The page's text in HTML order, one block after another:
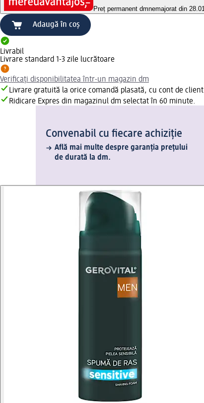
Preț permanent dmnemajorat din
Adaugă în coș
Livrabil
Livrare standard 1-3 zile lucrătoare
Verificați disponibilitatea într-un magazin dm
Livrare gratuită la orice comandă plasată, cu cont de client
Ridicare Expres din magazinul dm selectat în 60 minute.
Convenabil cu fiecare achiziție
Află mai multe despre garanția prețului
de durată la dm.